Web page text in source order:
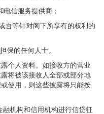
信服务提供商；
吾等针对阁下所享有的权利的
保的任何人士。
个人资料。如接收方的营业
将被该接收人全部或部分地
使用，则这些披露将只能按
机构和信用机构进行信贷征